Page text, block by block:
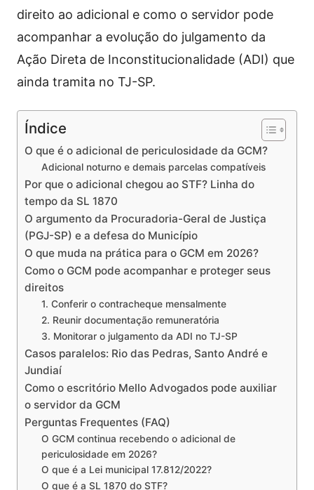
direito ao adicional e como o servidor pode
acompanhar a evolução do julgamento da
Ação Direta de Inconstitucionalidade (ADI) que
ainda tramita no TJ-SP.
Índice
O que é o adicional de periculosidade da GCM?
Adicional noturno e demais parcelas compatíveis
Por que o adicional chegou ao STF? Linha do
tempo da SL 1870
O argumento da Procuradoria-Geral de Justiça
(PGJ-SP) e a defesa do Município
O que muda na prática para o GCM em 2026?
Como o GCM pode acompanhar e proteger seus
direitos
1. Conferir o contracheque mensalmente
2. Reunir documentação remuneratória
3. Monitorar o julgamento da ADI no TJ-SP
Casos paralelos: Rio das Pedras, Santo André e
Jundiaí
Como o escritório Mello Advogados pode auxiliar
o servidor da GCM
Perguntas Frequentes (FAQ)
O GCM continua recebendo o adicional de
periculosidade em 2026?
O que é a Lei municipal 17.812/2022?
O que é a SL 1870 do STF?